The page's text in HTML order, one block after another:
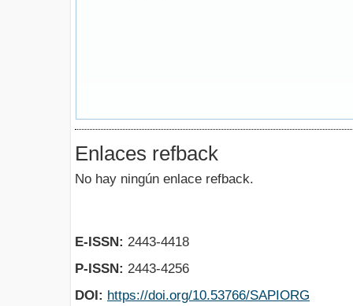
Enlaces refback
No hay ningún enlace refback.
E-ISSN: 2443-4418
P-ISSN: 2443-4256
DOI: https://doi.org/10.53766/SAPIORG